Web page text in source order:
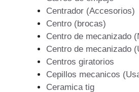
Centrador (Accesorios)
Centro (brocas)
Centro de mecanizado
Centro de mecanizado
Centros giratorios
Cepillos mecanicos
Ceramica tig